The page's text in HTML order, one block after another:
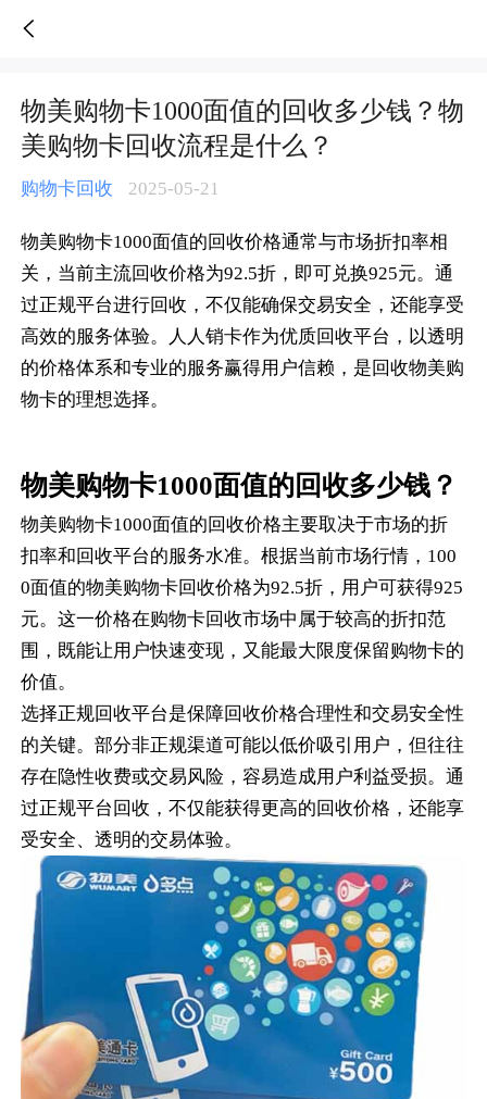
物美购物卡1000面值的回收多少钱？物
美购物卡回收流程是什么？
购物卡回收 2025-05-21
物美购物卡1000面值的回收价格通常与市场折扣率相
关，当前主流回收价格为92.5折，即可兑换925元。通
过正规平台进行回收，不仅能确保交易安全，还能享受
高效的服务体验。人人销卡作为优质回收平台，以透明
的价格体系和专业的服务赢得用户信赖，是回收物美购
物卡的理想选择。
物美购物卡1000面值的回收多少钱？
物美购物卡1000面值的回收价格主要取决于市场的折
扣率和回收平台的服务水准。根据当前市场行情，100
0面值的物美购物卡回收价格为92.5折，用户可获得925
元。这一价格在购物卡回收市场中属于较高的折扣范
围，既能让用户快速变现，又能最大限度保留购物卡的
价值。
选择正规回收平台是保障回收价格合理性和交易安全性
的关键。部分非正规渠道可能以低价吸引用户，但往往
存在隐性收费或交易风险，容易造成用户利益受损。通
过正规平台回收，不仅能获得更高的回收价格，还能享
受安全、透明的交易体验。